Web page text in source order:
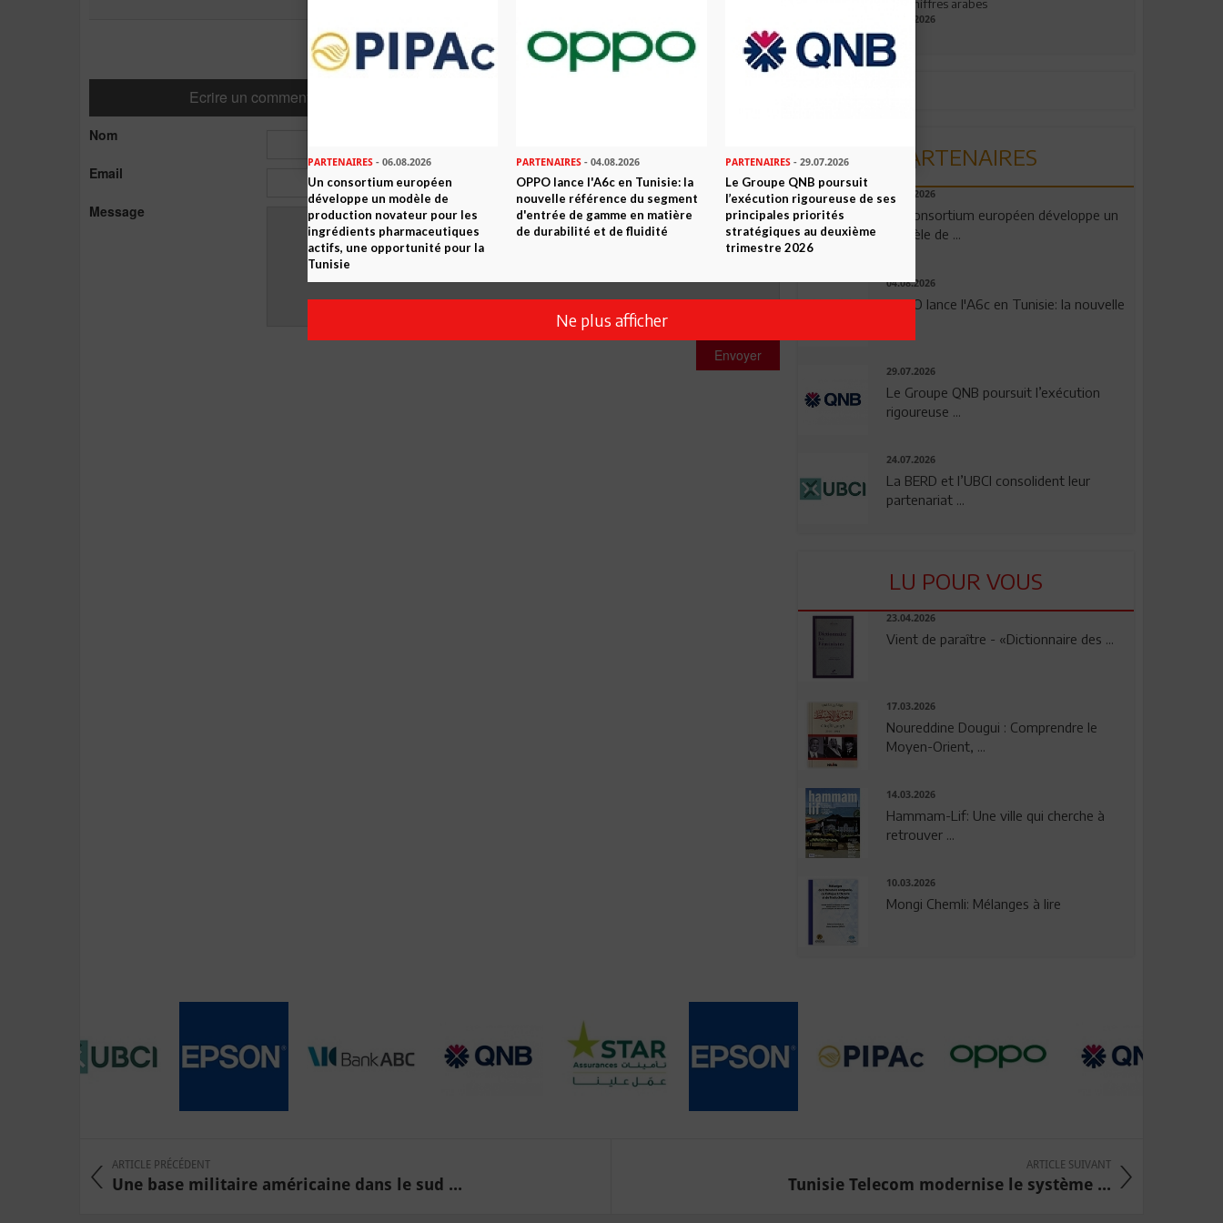
0Commentaires
Ecrire un commentaire
Nom
Email
Message
Envoyer
aux chiffres arabes
09.07.2026
PARTENAIRES
06.08.2026
Un consortium européen développe un
modèle de ...
04.08.2026
OPPO lance l'A6c en Tunisie: la nouvelle
29.07.2026
Le Groupe QNB poursuit l’exécution
rigoureuse ...
24.07.2026
La BERD et l’UBCI consolident leur
partenariat ...
LU POUR VOUS
23.04.2026
Vient de paraître - «Dictionnaire des ...
17.03.2026
Noureddine Dougui : Comprendre le
Moyen-Orient, ...
14.03.2026
Hammam-Lif: Une ville qui cherche à
retrouver ...
10.03.2026
Mongi Chemli: Mélanges à lire
ARTICLE PRÉCÉDENT
Une base militaire américaine dans le sud ...
ARTICLE SUIVANT
Tunisie Telecom modernise le système ...
PARTENAIRES - 06.08.2026
Un consortium européen
développe un modèle de
production novateur pour les
ingrédients pharmaceutiques
actifs, une opportunité pour la
Tunisie
PARTENAIRES - 04.08.2026
OPPO lance l'A6c en Tunisie: la
nouvelle référence du segment
d'entrée de gamme en matière
de durabilité et de fluidité
PARTENAIRES- 29.07.2026
Le Groupe QNB poursuit
l’exécution rigoureuse de ses
principales priorités
stratégiques au deuxième
trimestre 2026
Ne plus afficher